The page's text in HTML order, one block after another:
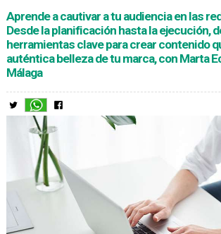
Aprende a cautivar a tu audiencia en las
Desde la planificación hasta la ejecución,
herramientas clave para crear contenido
auténtica belleza de tu marca, con Marta
Málaga